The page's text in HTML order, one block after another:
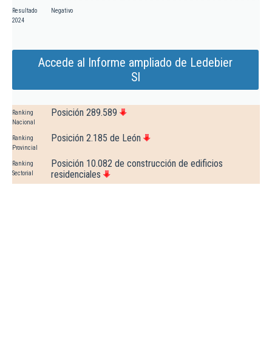
Resultado
2024
Negativo
Accede al Informe ampliado de Ledebier
Sl
Ranking
Nacional
Posición 289.589
Ranking
Provincial
Posición 2.185 de León
Ranking
Sectorial
Posición 10.082 de construcción de edificios
residenciales